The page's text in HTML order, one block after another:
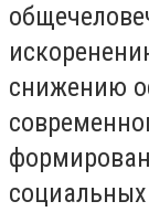
снижению